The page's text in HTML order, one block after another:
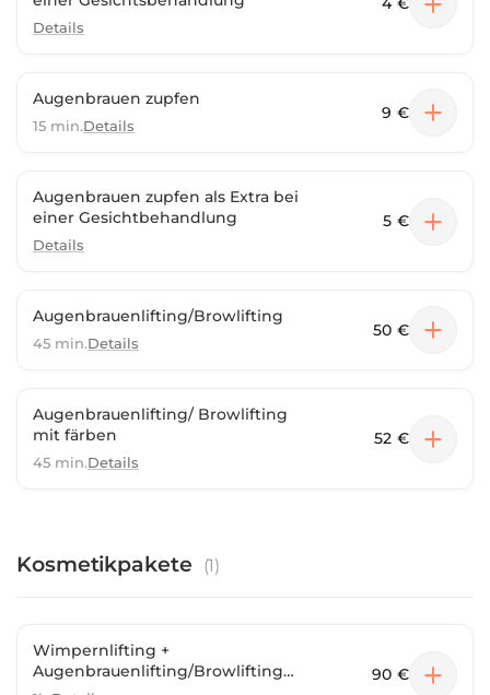
Details
Augenbrauen zupfen
15 min.Details
9 €
Augenbrauen zupfen als Extra bei
einer Gesichtbehandlung
Details
5 €
Augenbrauenlifting/Browlifting
45 min.Details
50 €
Augenbrauenlifting/ Browlifting
mit färben
45 min.Details
52 €
Kosmetikpakete (1)
Wimpernlifting +
Augenbrauenlifting/Browlifting
90 €